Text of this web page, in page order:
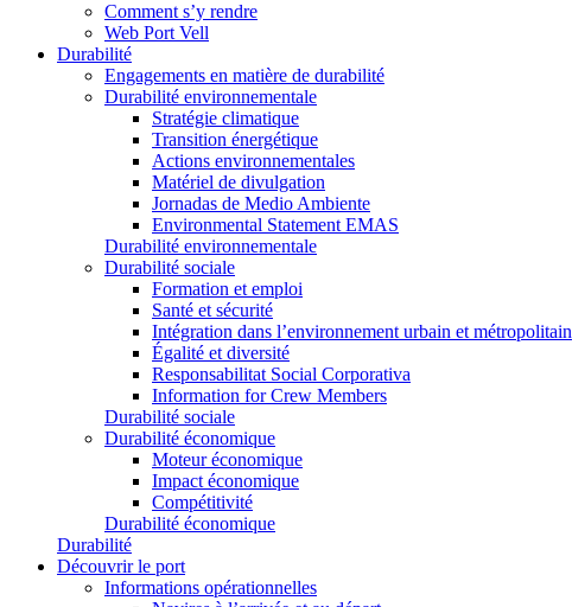
Comment s’y rendre
Web Port Vell
Durabilité
Engagements en matière de durabilité
Durabilité environnementale
Stratégie climatique
Transition énergétique
Actions environnementales
Matériel de divulgation
Jornadas de Medio Ambiente
Environmental Statement EMAS
Durabilité environnementale
Durabilité sociale
Formation et emploi
Santé et sécurité
Intégration dans l’environnement urbain et métropolitain
Égalité et diversité
Responsabilitat Social Corporativa
Information for Crew Members
Durabilité sociale
Durabilité économique
Moteur économique
Impact économique
Compétitivité
Durabilité économique
Durabilité
Découvrir le port
Informations opérationnelles